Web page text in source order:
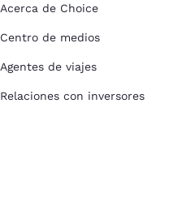
Acerca de Choice
Centro de medios
Agentes de viajes
Relaciones con inversores